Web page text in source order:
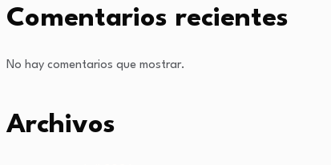
Comentarios recientes
No hay comentarios que mostrar.
Archivos